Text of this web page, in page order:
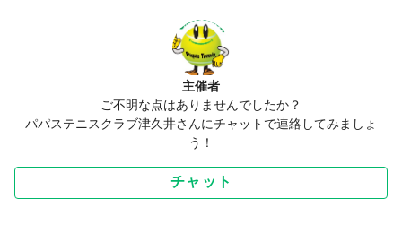
主催者
ご不明な点はありませんでしたか？
パパステニスクラブ津久井さんにチャットで連絡してみましょ
う！
チャット